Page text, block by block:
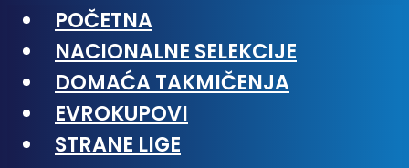
POČETNA
NACIONALNE SELEKCIJE
DOMAĆA TAKMIČENJA
EVROKUPOVI
STRANE LIGE